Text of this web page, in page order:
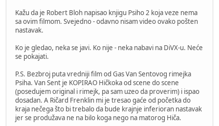
Kažu da je Robert Bloh napisao knjigu Psiho 2 koja veze nema
sa ovim filmom. Svejedno - odavno nisam video ovako pošten
nastavak.
Ko je gledao, neka se javi. Ko nije - neka nabavi na DiVX-u. Neće
se pokajati.
P.S. Bezbroj puta vredniji film od Gas Van Sentovog rimejka
Psiha. Van Sent je KOPIRAO Hičkoka od scene do scene
(posedujem original i rimejk, pa sam uzeo da proverim) i ispao
dosadan. A Ričard Frenklin mi je tresao gaće od početka do
kraja nečega što bi trebalo da bude krajnje inferioran nastavak
jer se produžava ne na bilo koga nego na matorog Hiča.